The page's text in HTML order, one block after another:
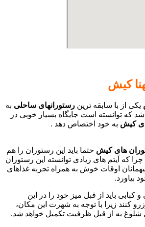
کیش
یکی از با سابقه ترین رستورانهای ساحلی به
که توانسته است جایگاه بسیار خوبی در
کیش به خود اختصاص دهد .
های کیش حتما باید این رستوران را هم
که آیتم های زیادی توانسته این رستوران
اوقات خوش به همراه تجربه غذاهای
بیاورد.
کبابی باید از قبل میز خود را در این
کنند زیرا با توجه به شهرت این مکان،
به از قبل ظرفیت تکمیل خواهد شد.